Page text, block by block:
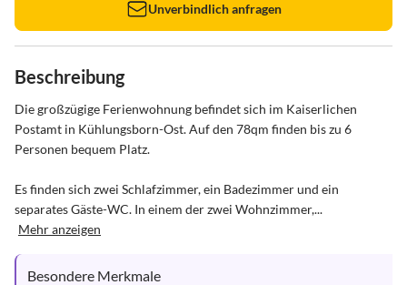
Unverbindlich anfragen
Beschreibung
Die großzügige Ferienwohnung befindet sich im Kaiserlichen
Postamt in Kühlungsborn-Ost. Auf den 78qm finden bis zu 6
Personen bequem Platz.
Es finden sich zwei Schlafzimmer, ein Badezimmer und ein
separates Gäste-WC. In einem der zwei Wohnzimmer,...
Mehr anzeigen
Besondere Merkmale